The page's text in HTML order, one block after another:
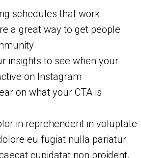
schedules that work
a great way to get people
insights to see when your
on Instagram
on what your CTA is
in reprehenderit in voluptate
eu fugiat nulla pariatur.
cupidatat non proident,